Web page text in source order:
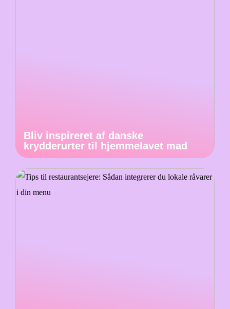
Bliv inspireret af danske
krydderurter til hjemmelavet mad